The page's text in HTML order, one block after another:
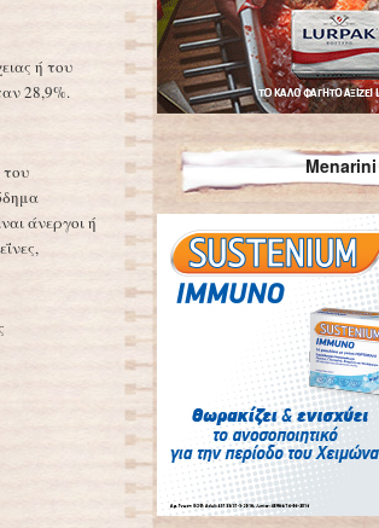
ή του
28,9%.
του
άνεργοι ή
Menarini